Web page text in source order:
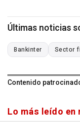
Últimas noticias
Bankinter Sector
Contenido
Lo más leído